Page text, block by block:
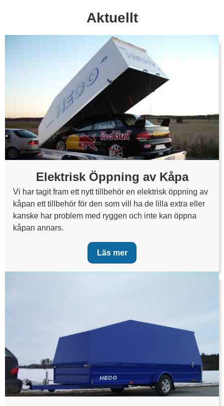
Aktuellt
Elektrisk Öppning av Kåpa
Vi har tagit fram ett nytt tillbehör en elektrisk öppning av
kåpan ett tillbehör för den som vill ha de lilla extra eller
kanske har problem med ryggen och inte kan öppna
kåpan annars.
Läs mer